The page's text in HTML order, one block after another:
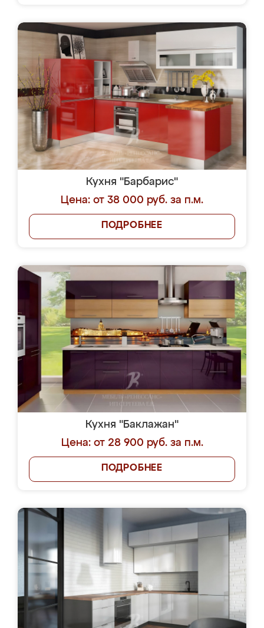
Кухня "Барбарис"
Цена: от 38 000 руб. за п.м.
ПОДРОБНЕЕ
Кухня "Баклажан"
Цена: от 28 900 руб. за п.м.
ПОДРОБНЕЕ